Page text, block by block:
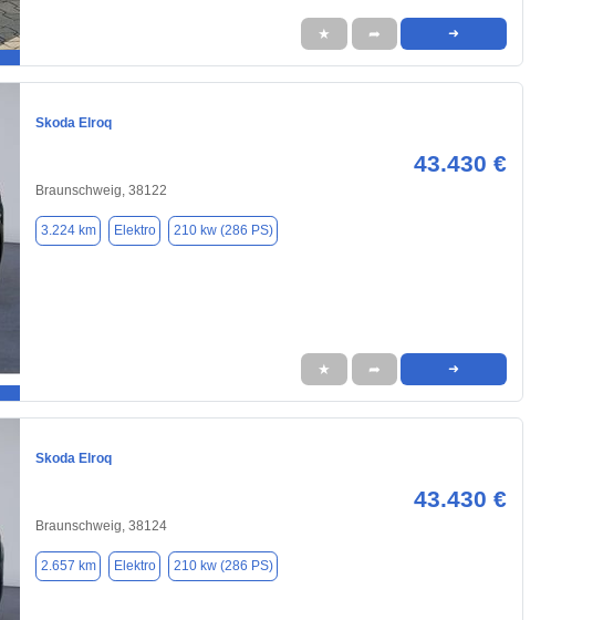
★ ➦ ➜
Skoda Elroq
43.430 €
Braunschweig, 38122
3.224 km Elektro 210 kw (286 PS)
★ ➦ ➜
Skoda Elroq
43.430 €
Braunschweig, 38124
2.657 km Elektro 210 kw (286 PS)